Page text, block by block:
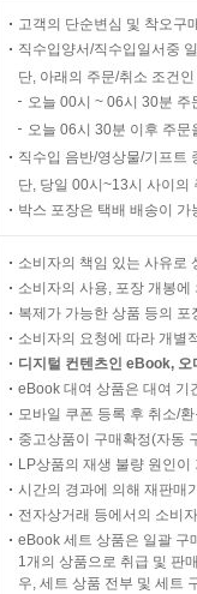
고객의 단순변심 및 착오구
직수입양서/직수입일서중
단, 아래의 주문/취소 조건
오늘 00시 ~ 06시 30분
오늘 06시 30분 이후 주
직수입 음반/영상물/기프트
단, 당일 00시~13시 사이의
박스 포장은 택배 배송이
소비자의 책임 있는 사유로
소비자의 사용, 포장 개봉
복제가 가능한 상품 등의
소비자의 요청에 따라 개별
디지털 컨텐츠인 eBook,
eBook 대여 상품은 대여 기
모바일 쿠폰 등록 후 취소/
중고상품이 구매확정(자동
LP상품의 재생 불량 원인
시간의 경과에 의해 재판매
전자상거래 등에서의 소비
eBook 세트 상품은 일괄 구
1개의 상품으로 취급 및 판
우, 세트 상품 전부 및 세트